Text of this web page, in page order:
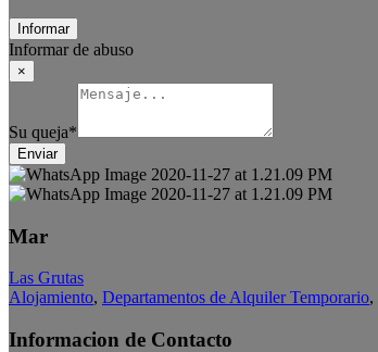
Informar
Informar de abuso
×
Su queja*
Enviar
Mar
Las Grutas
Alojamiento, Departamentos de Alquiler Temporario,
Informacion de Contacto